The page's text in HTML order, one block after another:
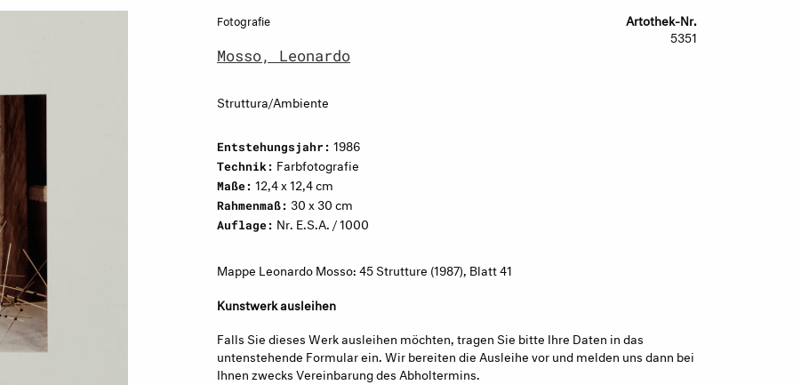
Fotografie
Mosso, Leonardo
Struttura/Ambiente
Artothek-Nr.
5351
Entstehungsjahr: 1986
Technik: Farbfotografie
Maße: 12,4 x 12,4 cm
Rahmenmaß: 30 x 30 cm
Auflage: Nr. E.S.A. / 1000
Mappe Leonardo Mosso: 45 Strutture (1987), Blatt 41
Kunstwerk ausleihen
Falls Sie dieses Werk ausleihen möchten, tragen Sie bitte Ihre Daten in das
untenstehende Formular ein. Wir bereiten die Ausleihe vor und melden uns dann bei
Ihnen zwecks Vereinbarung des Abholtermins.